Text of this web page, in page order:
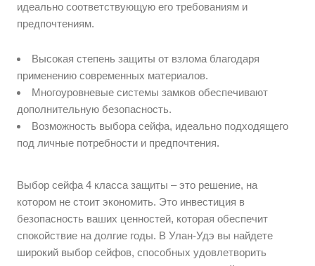
идеально соответствующую его требованиям и
предпочтениям.
Высокая степень защиты от взлома благодаря
применению современных материалов.
Многоуровневые системы замков обеспечивают
дополнительную безопасность.
Возможность выбора сейфа, идеально подходящего
под личные потребности и предпочтения.
Выбор сейфа 4 класса защиты – это решение, на
котором не стоит экономить. Это инвестиция в
безопасность ваших ценностей, которая обеспечит
спокойствие на долгие годы. В Улан-Удэ вы найдете
широкий выбор сейфов, способных удовлетворить